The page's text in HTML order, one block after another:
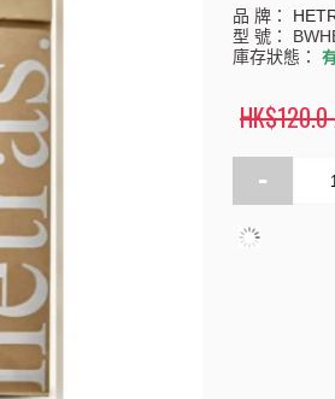
品 牌：
型 號：
庫存狀態：
-